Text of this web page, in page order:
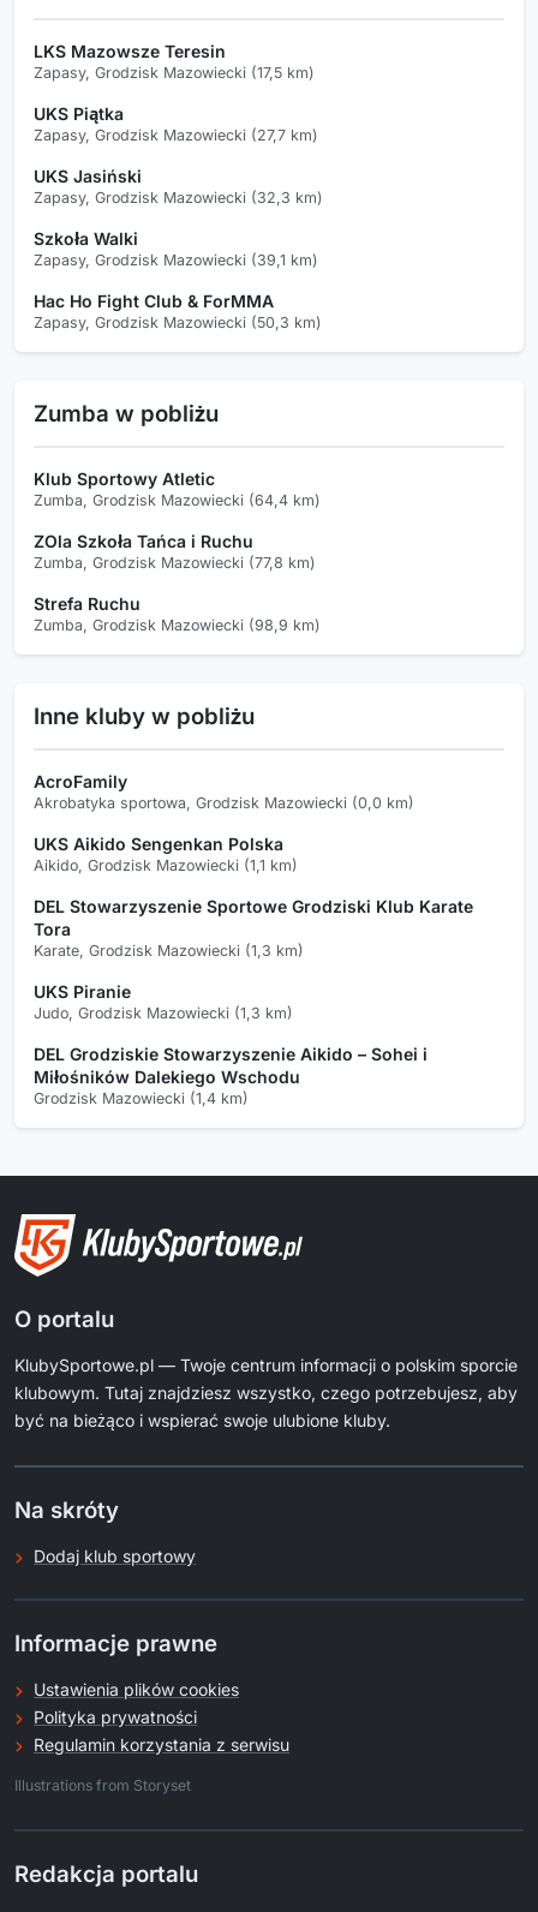
LKS Mazowsze Teresin
Zapasy, Grodzisk Mazowiecki (17,5 km)
UKS Piątka
Zapasy, Grodzisk Mazowiecki (27,7 km)
UKS Jasiński
Zapasy, Grodzisk Mazowiecki (32,3 km)
Szkoła Walki
Zapasy, Grodzisk Mazowiecki (39,1 km)
Hac Ho Fight Club & ForMMA
Zapasy, Grodzisk Mazowiecki (50,3 km)
Zumba w pobliżu
Klub Sportowy Atletic
Zumba, Grodzisk Mazowiecki (64,4 km)
ZOla Szkoła Tańca i Ruchu
Zumba, Grodzisk Mazowiecki (77,8 km)
Strefa Ruchu
Zumba, Grodzisk Mazowiecki (98,9 km)
Inne kluby w pobliżu
AcroFamily
Akrobatyka sportowa, Grodzisk Mazowiecki (0,0 km)
UKS Aikido Sengenkan Polska
Aikido, Grodzisk Mazowiecki (1,1 km)
DEL Stowarzyszenie Sportowe Grodziski Klub Karate
Tora
Karate, Grodzisk Mazowiecki (1,3 km)
UKS Piranie
Judo, Grodzisk Mazowiecki (1,3 km)
DEL Grodziskie Stowarzyszenie Aikido – Sohei i
Miłośników Dalekiego Wschodu
Grodzisk Mazowiecki (1,4 km)
O portalu
KlubySportowe.pl — Twoje centrum informacji o polskim sporcie
klubowym. Tutaj znajdziesz wszystko, czego potrzebujesz, aby
być na bieżąco i wspierać swoje ulubione kluby.
Na skróty
Dodaj klub sportowy
Informacje prawne
Ustawienia plików cookies
Polityka prywatności
Regulamin korzystania z serwisu
Illustrations from Storyset
Redakcja portalu